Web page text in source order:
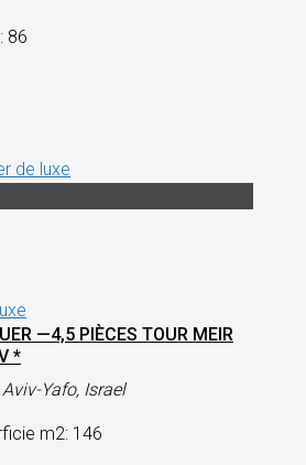
86
de luxe
—4,5 PIÈCES TOUR MEIR
*
Yafo, Israel
m2: 146